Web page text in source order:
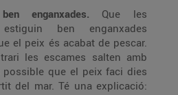
enganxades. Que les
estiguin ben enganxades
el peix és acabat de pescar.
les escames salten amb
possible que el peix faci dies
del mar. Té una explicació: